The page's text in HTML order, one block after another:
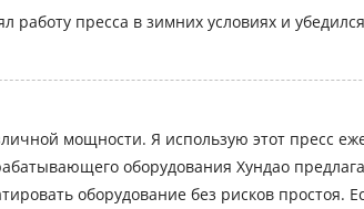
пресса в зимних условиях и
мощности. Я использую этот пресс
оборудования Хундао
оборудование без рисков простоя.